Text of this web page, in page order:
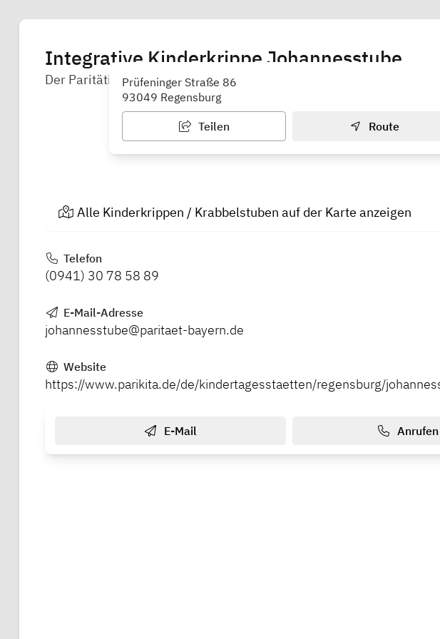
Integrative Kinderkrippe Johannesstube
Der Paritätische - Gemeinnützige Paritätische Kinderbetreuung
Prüfeninger Straße 86
93049 Regensburg
Teilen Route
Alle Kinderkrippen / Krabbelstuben auf der Karte anzeigen
Telefon
(0941) 30 78 58 89
E-Mail-Adresse
johannesstube@paritaet-bayern.de
Website
https://www.parikita.de/de/kindertagesstaetten/regensburg/
E-Mail Anrufen